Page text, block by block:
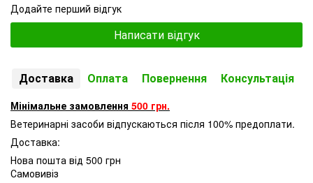
Додайте перший відгук
Написати відгук
Доставка Оплата Повернення Консультація
Мінімальне замовлення 500 грн.
Ветеринарні засоби відпускаються після 100% предоплати.
Доставка:
Нова пошта від 500 грн
Самовивіз